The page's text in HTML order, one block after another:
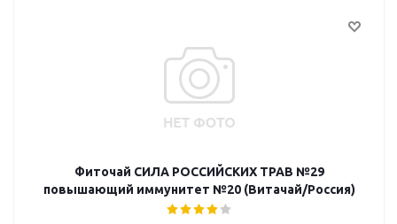
Фиточай СИЛА РОССИЙСКИХ ТРАВ №29
повышающий иммунитет №20 (Витачай/Россия)